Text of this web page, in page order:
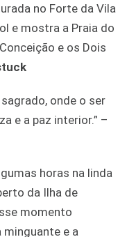
no Forte da Vila
e mostra a Praia do
e os Dois
onde o ser
e a paz interior.” –
horas na linda
da Ilha de
momento
minguante e a